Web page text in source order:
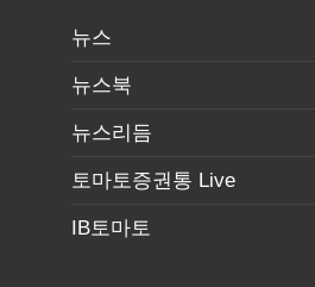
뉴스
뉴스북
뉴스리듬
토마토증권통 Live
IB토마토